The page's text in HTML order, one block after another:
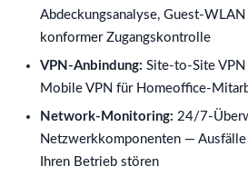
Abdeckungsanalyse, Guest-
konformer Zugangskontrolle
VPN-Anbindung: Site-to-Site
Mobile VPN für Homeoffice-
Network-Monitoring: 24/7-
Netzwerkkomponenten —
Ihren Betrieb stören